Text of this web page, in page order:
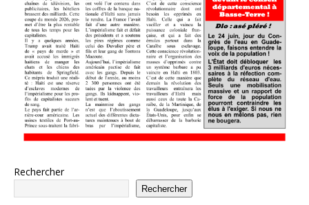
Rechercher
Rechercher